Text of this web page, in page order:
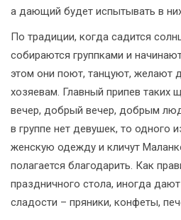
а дающий будет испытывать в
По традиции, когда садится
собираются группками и
этом они поют, танцуют, желают
хозяевам. Главный припев
вечер, добрый вечер, добрым
в группе нет девушек, то одного
женскую одежду и кличут
полагается благодарить. Как
праздничного стола, иногда
сладости – пряники, конфеты,